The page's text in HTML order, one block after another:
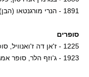
1891 - הנרי מורגנטאו (הבן), פוליטיקאי אמריקאי (נפטר ב-1967)
סופרים
1225 - ז'אן דה ז'ואנוויל, סופר צרפתי (נפטר ב-1317)
1923 - ג'וזף הלר, סופר אמריקאי (נפטר ב-1999)